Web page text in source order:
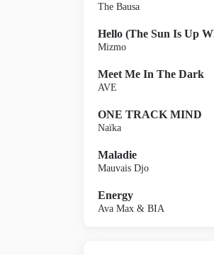
The Bausa
Hello (The Sun Is Up
Mizmo
Meet Me In The Dark
AVE
ONE TRACK MIND
Naïka
Maladie
Mauvais Djo
Energy
Ava Max & BIA